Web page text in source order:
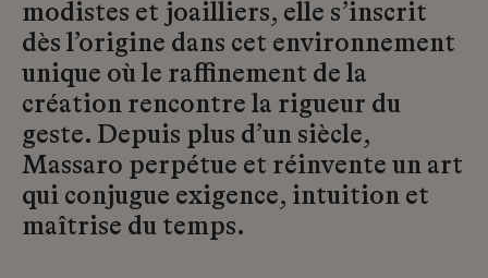
modistes et joailliers, elle s’inscrit
dès l’origine dans cet environnement
unique où le raffinement de la
création rencontre la rigueur du
geste. Depuis plus d’un siècle,
Massaro perpétue et réinvente un art
qui conjugue exigence, intuition et
maîtrise du temps.